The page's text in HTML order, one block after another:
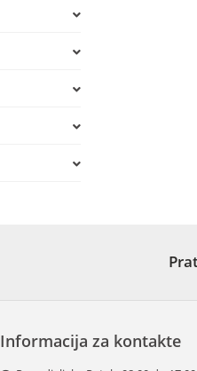
Informacija za kontakte